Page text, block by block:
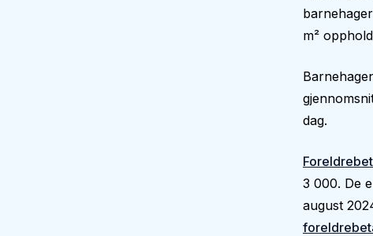
m²
dag.
3 000. De
august